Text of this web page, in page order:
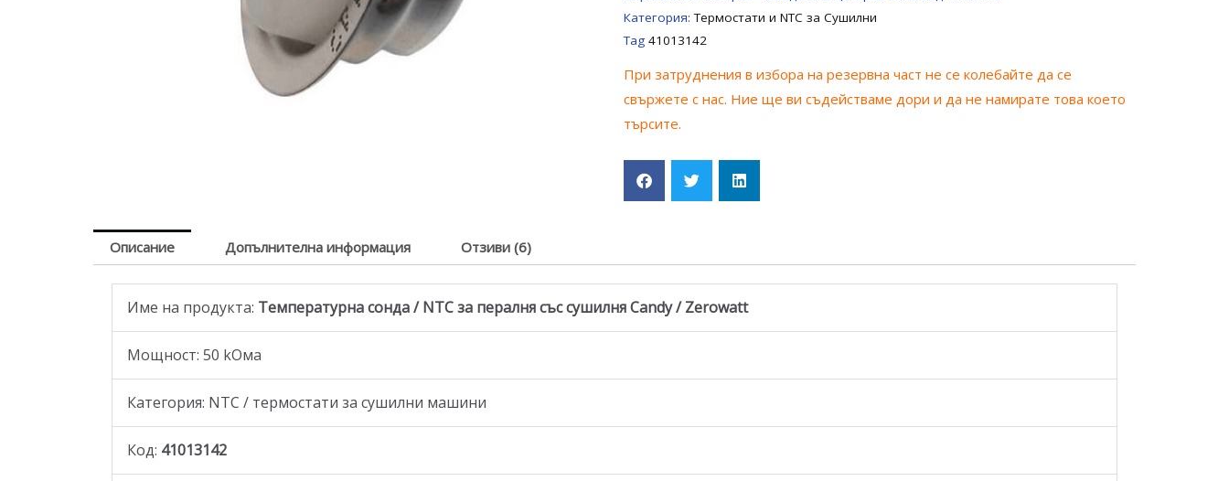
Категория: Термостати и NTC за Сушилни
Tag 41013142
При затруднения в избора на резервна част не се колебайте да се
свържете с нас. Ние ще ви съдействаме дори и да не намирате това което
търсите.
Описание Допълнителна информация Отзиви (6)
Име на продукта: Температурна сонда / NTC за пералня със сушилня Candy / Zerowatt
Мощност: 50 kOма
Категория: NTC / термостати за сушилни машини
Код: 41013142